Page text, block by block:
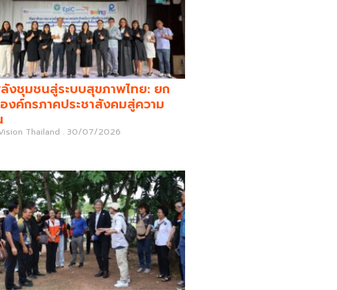
งชุมชนสู่ระบบสุขภาพไทย: ยก
งค์กรภาคประชาสังคมสู่ความ
Thailand 30/07/2026